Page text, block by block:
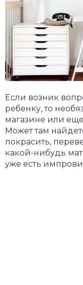
Если возник
ребенку, то
магазине или
Может там
покрасить,
какой-нибудь
уже есть